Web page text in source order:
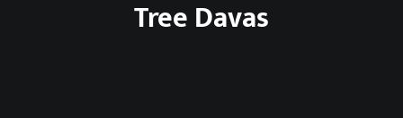
Tree Davas